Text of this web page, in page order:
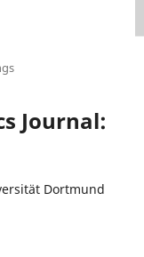
Journal:
Dortmund